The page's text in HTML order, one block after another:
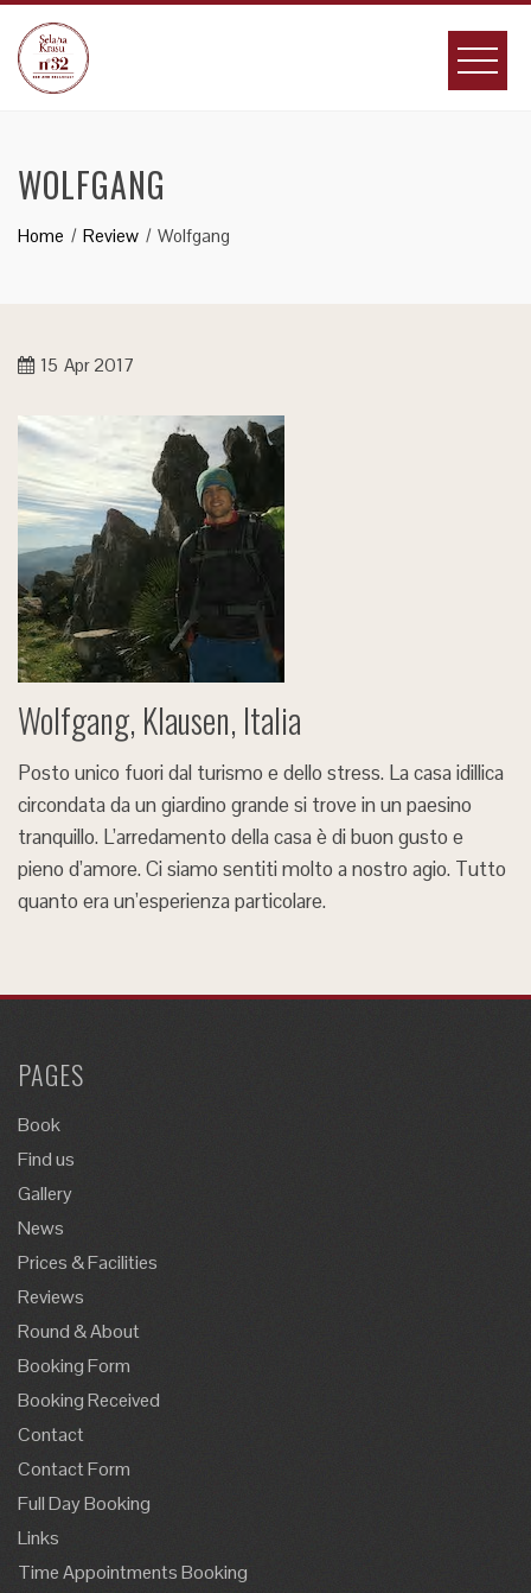
content
WOLFGANG
Home Review Wolfgang
15 Apr 2017
Wolfgang, Klausen, Italia
Posto unico fuori dal turismo e dello stress. La casa idillica
circondata da un giardino grande si trove in un paesino
tranquillo. L’arredamento della casa è di buon gusto e
pieno d’amore. Ci siamo sentiti molto a nostro agio. Tutto
quanto era un’esperienza particolare.
PAGES
Book
Find us
Gallery
News
Prices & Facilities
Reviews
Round & About
Booking Form
Booking Received
Contact
Contact Form
Full Day Booking
Links
Time Appointments Booking